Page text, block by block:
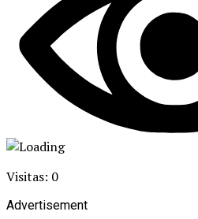
Visitas: 0
Advertisement